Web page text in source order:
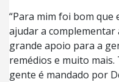
“Para mim foi bom
ajudar a complementar
grande apoio para a
remédios e muito mais.
gente é mandado por